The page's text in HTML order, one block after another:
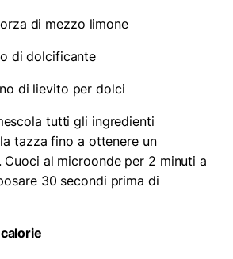
di mezzo limone
di dolcificante
di lievito per dolci
tutti gli ingredienti
tazza fino a ottenere un
al microonde per 2 minuti a
30 secondi prima di